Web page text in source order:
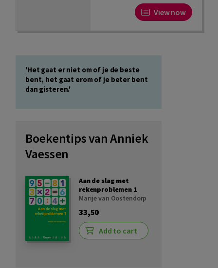
View now
'Het gaat er niet om of je de beste
bent, het gaat erom of je beter bent
dan gisteren.'
Boekentips van Anniek
Vaessen
Aan de slag met
rekenproblemen 1
Marije van Oostendorp
33,50
Add to cart